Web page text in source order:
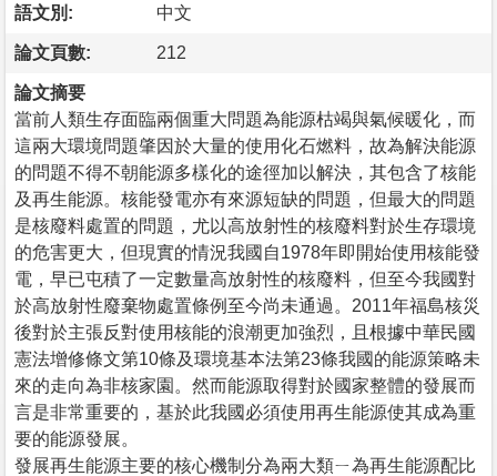
語文別: 中文
論文頁數: 212
論文摘要
當前人類生存面臨兩個重大問題為能源枯竭與氣候暖化，而
這兩大環境問題肇因於大量的使用化石燃料，故為解決能源
的問題不得不朝能源多樣化的途徑加以解決，其包含了核能
及再生能源。核能發電亦有來源短缺的問題，但最大的問題
是核廢料處置的問題，尤以高放射性的核廢料對於生存環境
的危害更大，但現實的情況我國自1978年即開始使用核能發
電，早已屯積了一定數量高放射性的核廢料，但至今我國對
於高放射性廢棄物處置條例至今尚未通過。2011年福島核災
後對於主張反對使用核能的浪潮更加強烈，且根據中華民國
憲法增修條文第10條及環境基本法第23條我國的能源策略未
來的走向為非核家園。然而能源取得對於國家整體的發展而
言是非常重要的，基於此我國必須使用再生能源使其成為重
要的能源發展。
發展再生能源主要的核心機制分為兩大類ㄧ為再生能源配比